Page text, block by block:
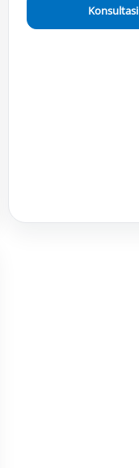
Konsultasi